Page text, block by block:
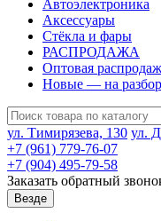
Автоэлектроника
Аксессуары
Стёкла и фары
РАСПРОДАЖА
Оптовая
Новые — на разбор
ул. Тимирязева, 130 ул.
+7 (961) 779-76-07
+7 (904) 495-79-58
Заказать обратный
Везде